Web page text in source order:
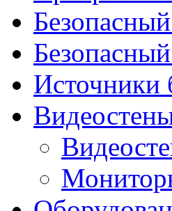
Источники